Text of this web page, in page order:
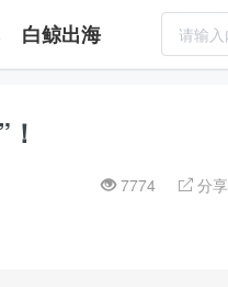
白鲸出海
分享
7774